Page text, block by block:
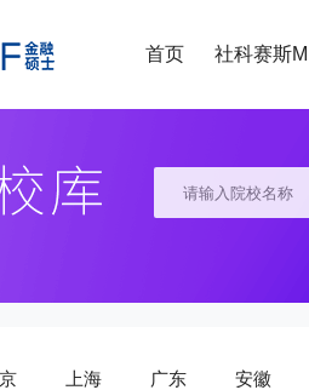
首页 社科赛斯
上海 广东 安徽